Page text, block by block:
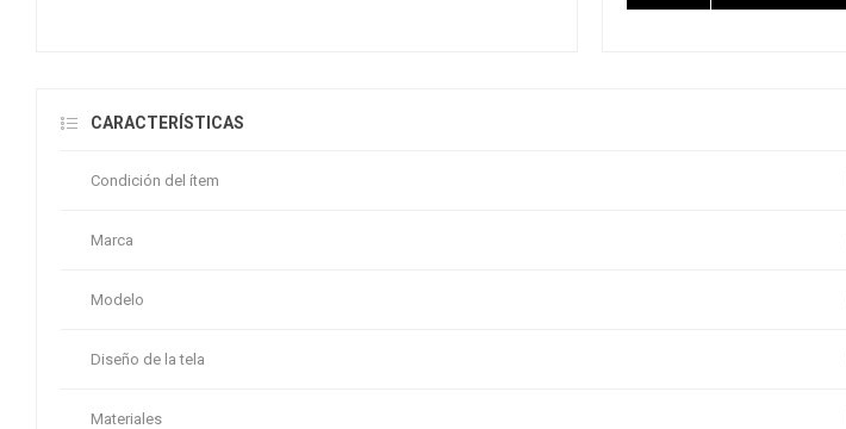
CARACTERÍSTICAS
Condición del ítem
Marca
Modelo
Diseño de la tela
Materiales